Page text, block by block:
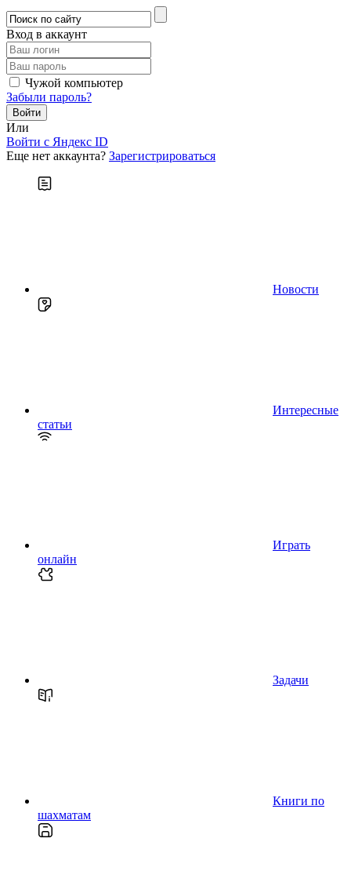
Вход в аккаунт
Чужой компьютер
Забыли пароль?
Или
Войти c Яндекс ID
Еще нет аккаунта? Зарегистрироваться
Новости
Интересные
статьи
Играть
онлайн
Задачи
Книги по
шахматам